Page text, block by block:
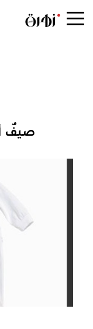
صيفٌ